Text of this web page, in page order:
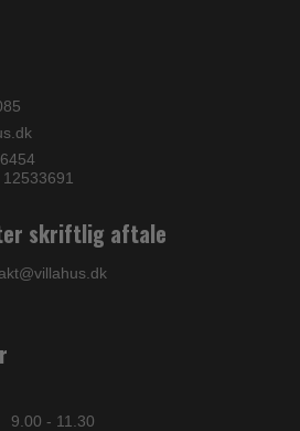
skriftlig aftale
9.00 - 11.30